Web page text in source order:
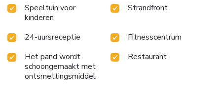
Speeltuin voor
kinderen
Strandfront
24-uursreceptie
Fitnesscentrum
Het pand wordt
schoongemaakt met
ontsmettingsmiddel
Restaurant